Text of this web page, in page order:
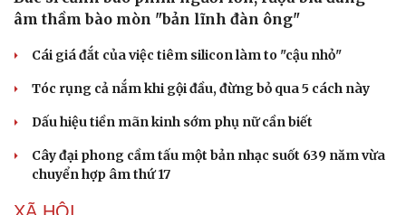
âm thầm bào mòn "bản lĩnh đàn ông"
Cái giá đắt của việc tiêm silicon làm to "cậu nhỏ"
Tóc rụng cả nắm khi gội đầu, đừng bỏ qua 5 cách này
Dấu hiệu tiền mãn kinh sớm phụ nữ cần biết
Cây đại phong cầm tấu một bản nhạc suốt 639 năm vừa
chuyển hợp âm thứ 17